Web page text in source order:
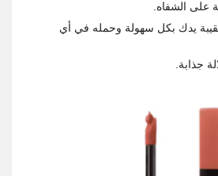
على الشفاه.
يدك بكل سهولة وحمله في أي
جذابة.